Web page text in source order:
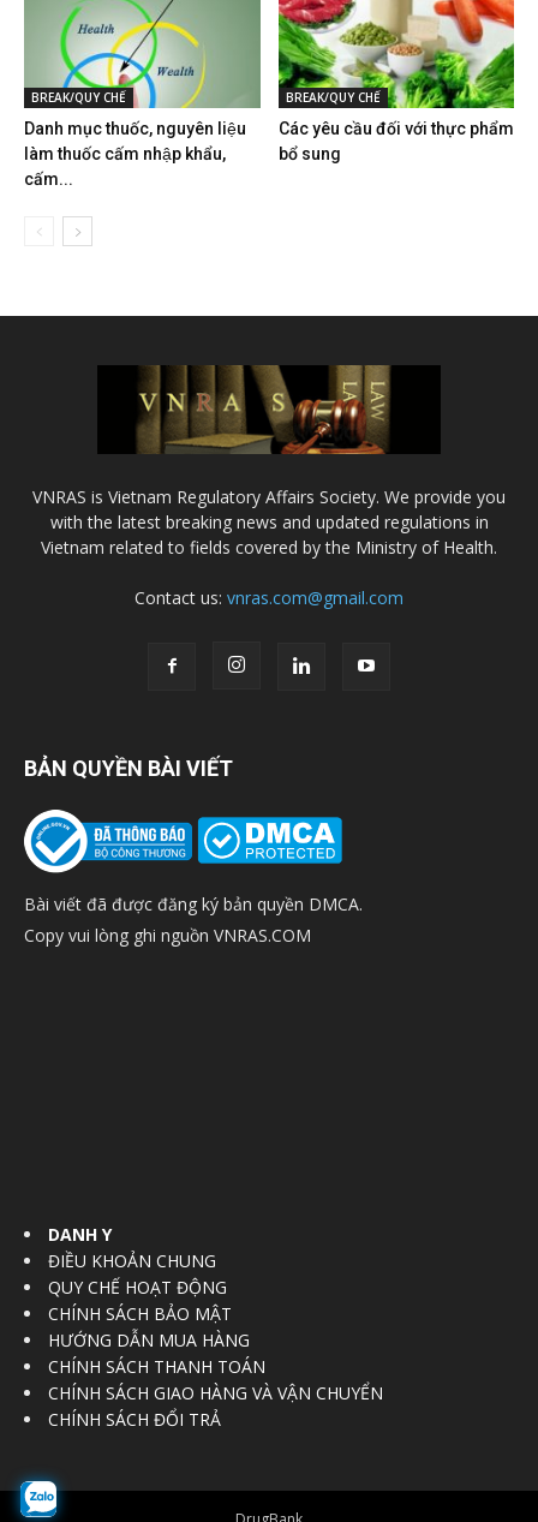
BREAK/QUY CHẾ
Danh mục thuốc, nguyên liệu
làm thuốc cấm nhập khẩu,
cấm...
BREAK/QUY CHẾ
Các yêu cầu đối với thực phẩm
bổ sung
VNRAS is Vietnam Regulatory Affairs Society. We provide you
with the latest breaking news and updated regulations in
Vietnam related to fields covered by the Ministry of Health.
Contact us: vnras.com@gmail.com
BẢN QUYỀN BÀI VIẾT
Bài viết đã được đăng ký bản quyền DMCA.
Copy vui lòng ghi nguồn VNRAS.COM
DANH Y
ĐIỀU KHOẢN CHUNG
QUY CHẾ HOẠT ĐỘNG
CHÍNH SÁCH BẢO MẬT
HƯỚNG DẪN MUA HÀNG
CHÍNH SÁCH THANH TOÁN
CHÍNH SÁCH GIAO HÀNG VÀ VẬN CHUYỂN
CHÍNH SÁCH ĐỔI TRẢ